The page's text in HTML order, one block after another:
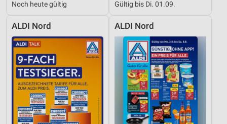
Noch heute gültig Gültig bis Di. 01.09.
ALDI Nord ALDI Nord
Funktional
Werbung